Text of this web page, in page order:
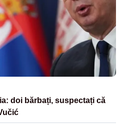
doi bărbați, suspectați că